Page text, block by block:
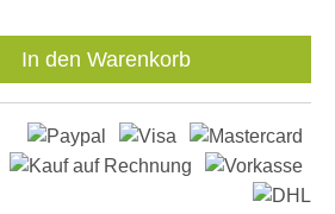
gewünschten Wert ein
In den Warenkorb